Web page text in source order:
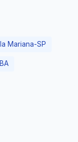
Mariana-SP